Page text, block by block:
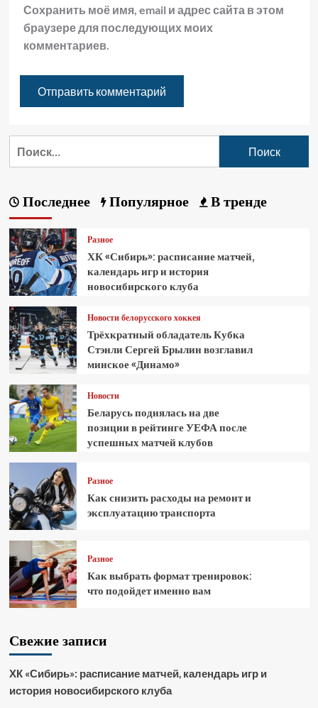
Сохранить моё имя, email и адрес сайта в этом
браузере для последующих моих
комментариев.
Последнее Популярное В тренде
Разное
ХК «Сибирь»: расписание матчей,
календарь игр и история
новосибирского клуба
Новости белорусского хоккея
Трёхкратный обладатель Кубка
Стэнли Сергей Брылин возглавил
минское «Динамо»
Новости
Беларусь поднялась на две
позиции в рейтинге УЕФА после
успешных матчей клубов
Разное
Как снизить расходы на ремонт и
эксплуатацию транспорта
Разное
Как выбрать формат тренировок:
что подойдет именно вам
Свежие записи
ХК «Сибирь»: расписание матчей, календарь игр и
история новосибирского клуба